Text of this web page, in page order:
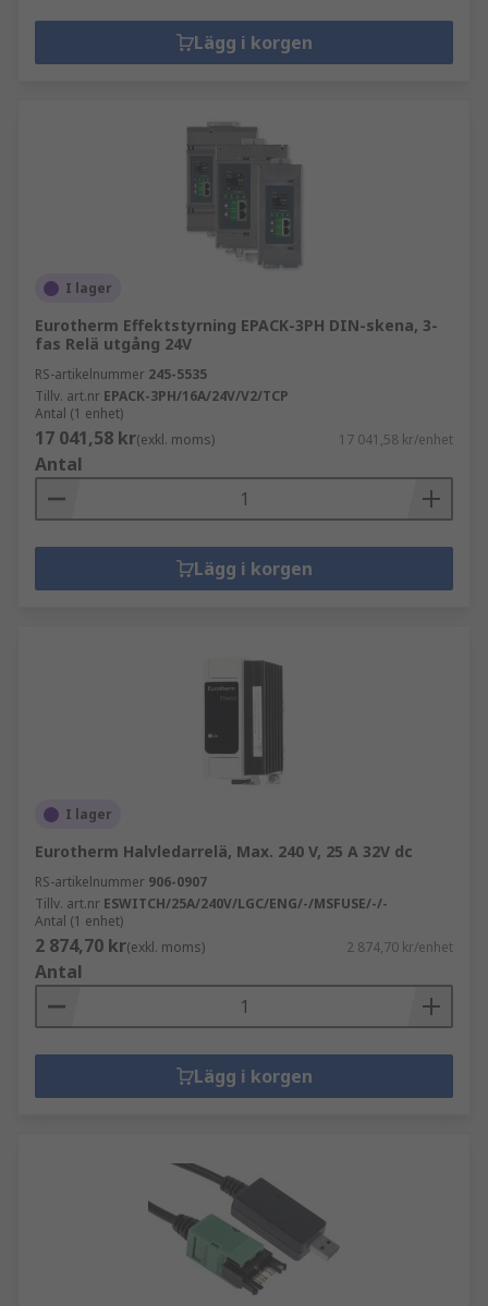
Lägg i korgen
I lager
Eurotherm Effektstyrning EPACK-3PH DIN-skena, 3-
fas Relä utgång 24V
RS-artikelnummer 245-5535
Tillv. art.nr EPACK-3PH/16A/24V/V2/TCP
Antal (1 enhet)
17 041,58 kr(exkl. moms) 17 041,58 kr/enhet
Antal
Lägg i korgen
I lager
Eurotherm Halvledarrelä, Max. 240 V, 25 A 32V dc
RS-artikelnummer 906-0907
Tillv. art.nr ESWITCH/25A/240V/LGC/ENG/-/MSFUSE/-/-
Antal (1 enhet)
2 874,70 kr(exkl. moms) 2 874,70 kr/enhet
Antal
Lägg i korgen